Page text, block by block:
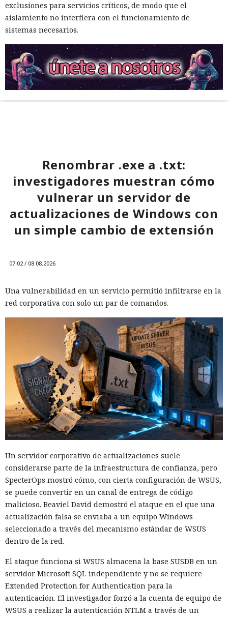
exclusiones para servicios críticos, de modo que el
aislamiento no interfiera con el funcionamiento de
sistemas necesarios.
Renombrar .exe a .txt:
investigadores muestran cómo
vulnerar un servidor de
actualizaciones de Windows con
un simple cambio de extensión
07:02 / 08.08.2026
Una vulnerabilidad en un servicio permitió infiltrarse en la
red corporativa con solo un par de comandos.
Un servidor corporativo de actualizaciones suele
considerarse parte de la infraestructura de confianza, pero
SpecterOps mostró cómo, con cierta configuración de WSUS,
se puede convertir en un canal de entrega de código
malicioso. Beaviel David demostró el ataque en el que una
actualización falsa se enviaba a un equipo Windows
seleccionado a través del mecanismo estándar de WSUS
dentro de la red.
El ataque funciona si WSUS almacena la base SUSDB en un
servidor Microsoft SQL independiente y no se requiere
Extended Protection for Authentication para la
autenticación. El investigador forzó a la cuenta de equipo de
WSUS a realizar la autenticación NTLM a través de un